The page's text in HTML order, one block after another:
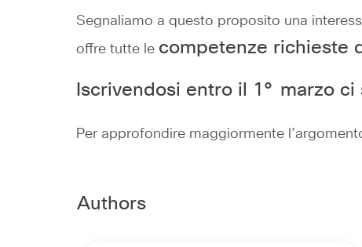
Segnaliamo a questo proposito una
offre tutte le competenze richieste
Iscrivendosi entro il 1° marzo ci
Per approfondire maggiormente
Authors